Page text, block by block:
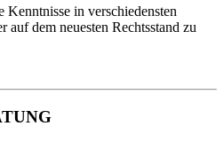
Kenntnisse in verschiedensten
auf dem neuesten Rechtsstand zu